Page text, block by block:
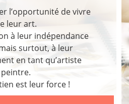
l’opportunité de vivre
leur art.
à leur indépendance
surtout, à leur
en tant qu’artiste
peintre.
est leur force !